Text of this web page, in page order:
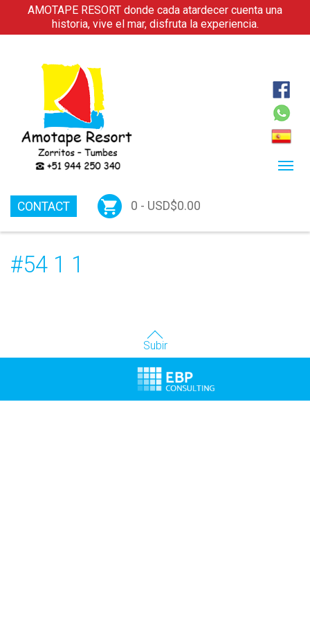
AMOTAPE RESORT donde cada atardecer cuenta una
historia, vive el mar, disfruta la experiencia.
CONTACT 0 - USD$0.00
#54 1 1
Subir